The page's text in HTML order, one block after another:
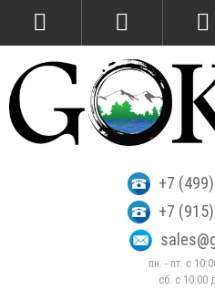
+7
+7
пн. - пт. с
сб. c 10:00